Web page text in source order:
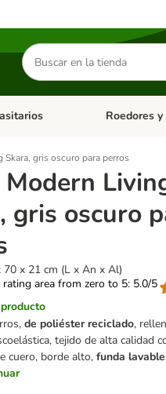
Buscar
productos
abierto: Dieta Vet.
Menú de
Roedores y
Skara, gris oscuro para perros
Modern
gris oscuro
70 x 21 cm (L x An x Al)
area from zero to 5: 5.0/5
de poliéster reciclado,
tejido de alta calidad
cuero, borde alto, funda